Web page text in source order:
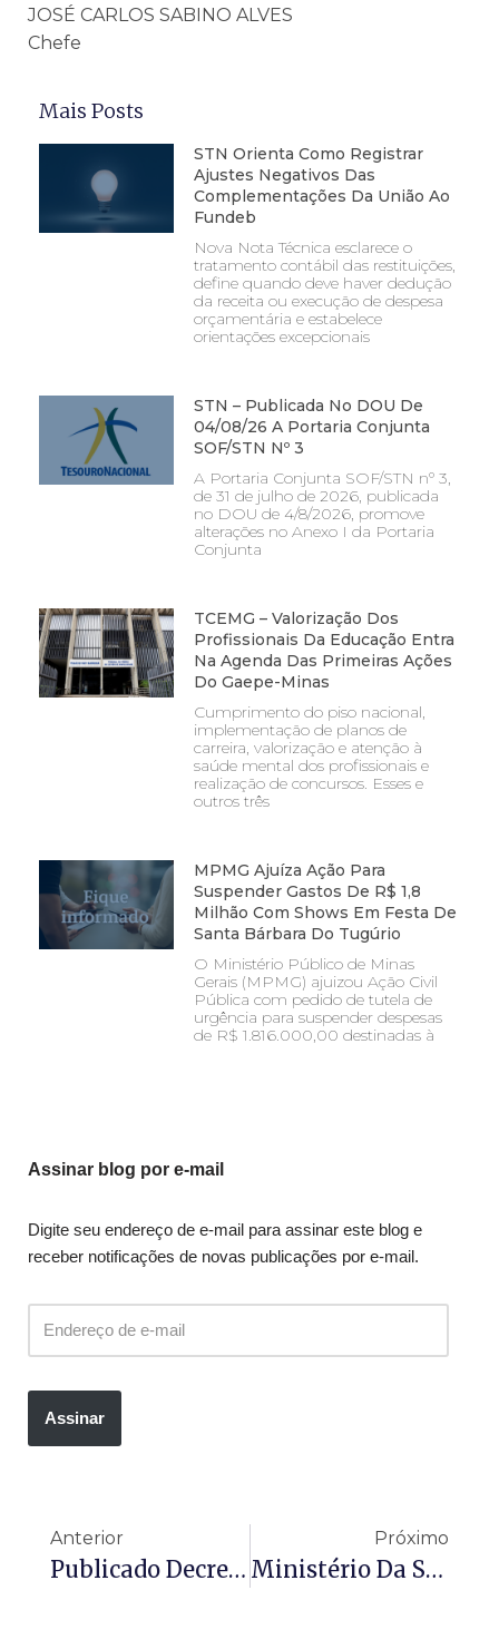
JOSÉ CARLOS SABINO ALVES
Chefe
Mais Posts
STN Orienta Como Registrar
Ajustes Negativos Das
Complementações Da União Ao
Fundeb
Nova Nota Técnica esclarece o
tratamento contábil das restituições,
define quando deve haver dedução
da receita ou execução de despesa
orçamentária e estabelece
orientações excepcionais
STN – Publicada No DOU De
04/08/26 A Portaria Conjunta
SOF/STN Nº 3
A Portaria Conjunta SOF/STN nº 3,
de 31 de julho de 2026, publicada
no DOU de 4/8/2026, promove
alterações no Anexo I da Portaria
Conjunta
TCEMG – Valorização Dos
Profissionais Da Educação Entra
Na Agenda Das Primeiras Ações
Do Gaepe-Minas
Cumprimento do piso nacional,
implementação de planos de
carreira, valorização e atenção à
saúde mental dos profissionais e
realização de concursos. Esses e
outros três
MPMG Ajuíza Ação Para
Suspender Gastos De R$ 1,8
Milhão Com Shows Em Festa De
Santa Bárbara Do Tugúrio
O Ministério Público de Minas
Gerais (MPMG) ajuizou Ação Civil
Pública com pedido de tutela de
urgência para suspender despesas
de R$ 1.816.000,00 destinadas à
Assinar blog por e-mail
Digite seu endereço de e-mail para assinar este blog e
receber notificações de novas publicações por e-mail.
Assinar
Anterior
Publicado Decreto Que Aprimora A Lei De Incentivo Ao Esporte
Próximo
Ministério Da Saúde Lança Primeiro Manual De Auditoria Do SUS E Amplia Em 137% A Fiscalização No País